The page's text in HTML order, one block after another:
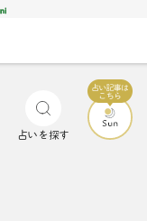
占いを探す